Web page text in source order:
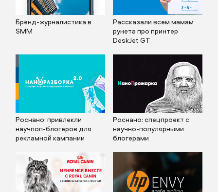
Бренд-журналистика в
SMM
Рассказали всем мамам
рунета про принтер
DeskJet GT
Роснано: привлекли
научпоп-блогеров для
рекламной кампании
Роснано: спецпроект с
научно-популярными
блогерами